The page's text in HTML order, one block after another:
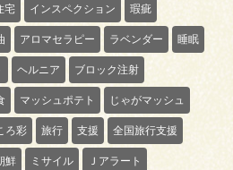
宅 インスペクション 瑕疵
アロマセラピー ラベンダー 睡眠
ヘルニア ブロック注射
マッシュポテト じゃがマッシュ
ろ彩 旅行 支援 全国旅行支援
鮮 ミサイル Ｊアラート